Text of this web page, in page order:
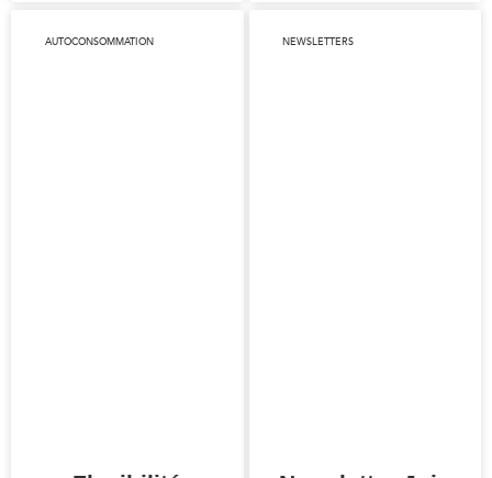
AUTOCONSOMMATION NEWSLETTERS